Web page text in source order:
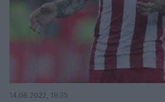
14.08.2022, 19:35